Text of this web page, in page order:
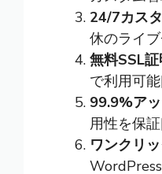
24/7カス
休のライ
無料SSL
で利用可能
99.9%ア
用性を保証
ワンクリ